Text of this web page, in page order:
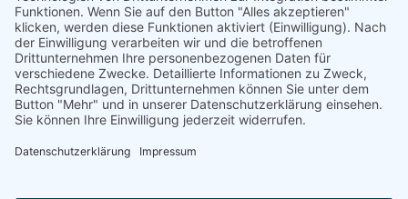
Zukunft per E-Mail an kontakt@helfendehaendeev.de widerrufen.
Detaillierte Informationen zum Umgang mit Nutzerdaten finden Sie
in unserer Datenschutzerklärung.
Datenschutzerklärung
Absenden